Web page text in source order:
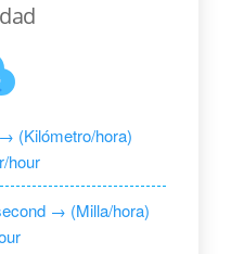
(Kilómetro/hora)
hour
→ (Milla/hora)